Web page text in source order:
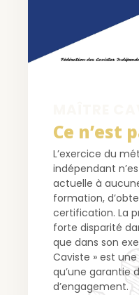
Ce n’est
L’exercice du
indépendant
actuelle à
formation,
certification. La
forte disparité
que dans son
Caviste » est une
qu’une garantie
d’engagement.